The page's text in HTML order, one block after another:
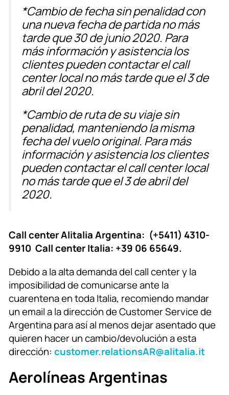
*Cambio de fecha sin penalidad con
una nueva fecha de partida no más
tarde que 30 de junio 2020. Para
más información y asistencia los
clientes pueden contactar el call
center local no más tarde que el 3 de
abril del 2020.
*Cambio de ruta de su viaje sin
penalidad, manteniendo la misma
fecha del vuelo original. Para más
información y asistencia los clientes
pueden contactar el call center local
no más tarde que el 3 de abril del
2020.
Call center Alitalia Argentina: (+5411) 4310-
9910 Call center Italia: +39 06 65649.
Debido a la alta demanda del call center y la
imposibilidad de comunicarse ante la
cuarentena en toda Italia, recomiendo mandar
un email a la dirección de Customer Service de
Argentina para así al menos dejar asentado que
quieren hacer un cambio/devolución a esta
dirección: customer.relationsAR@alitalia.it
Aerolíneas Argentinas